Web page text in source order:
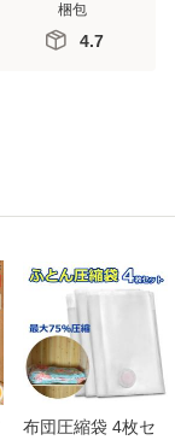
梱包
4.7
布団圧縮袋 4枚セ